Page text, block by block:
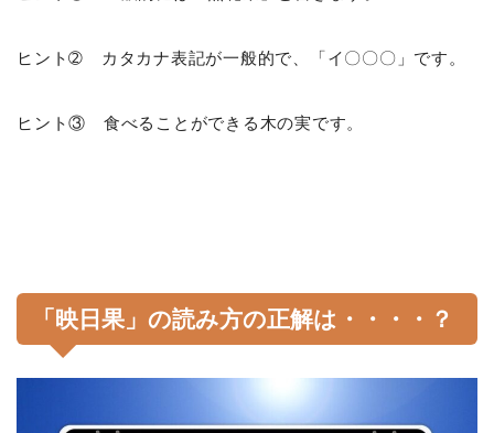
ヒント➁ カタカナ表記が一般的で、「イ〇〇〇」です。
ヒント③ 食べることができる木の実です。
「映日果」の読み方の正解は・・・・？